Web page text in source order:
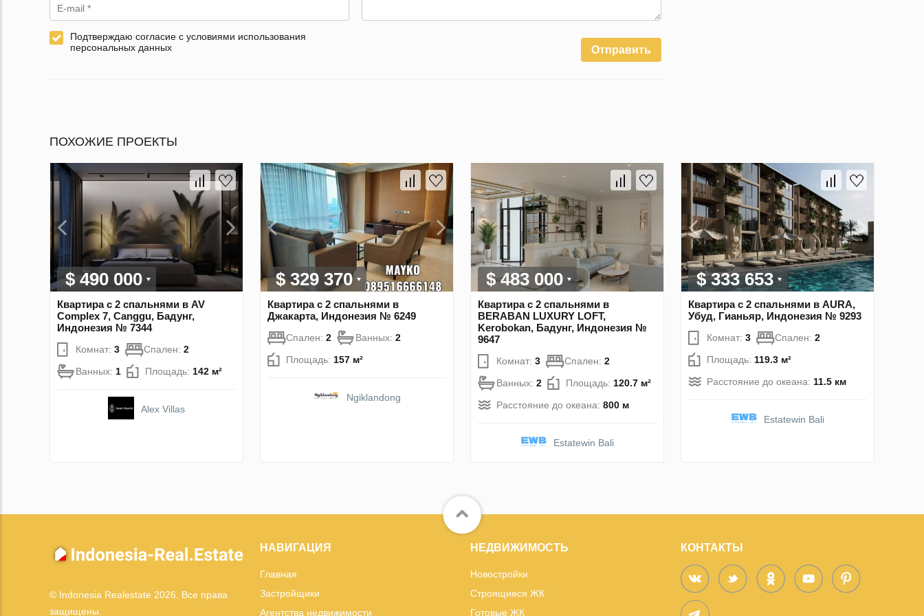
Подтверждаю согласие с условиями использования
персональных данных
Отправить
ПОХОЖИЕ ПРОЕКТЫ
$ 490 000
Квартира с 2 спальнями в AV
Complex 7, Canggu, Бадунг,
Индонезия № 7344
Комнат: 3 Спален: 2
Ванных: 1 Площадь: 142 м²
Alex Villas
$ 329 370
Квартира с 2 спальнями в
Джакарта, Индонезия № 6249
Спален: 2 Ванных: 2
Площадь: 157 м²
Ngiklandong
$ 483 000
Квартира с 2 спальнями в
BERABAN LUXURY LOFT,
Kerobokan, Бадунг, Индонезия №
9647
Комнат: 3 Спален: 2
Ванных: 2 Площадь: 120.7 м²
Расстояние до океана: 800 м
Estatewin Bali
$ 333 653
Квартира с 2 спальнями в AURA,
Убуд, Гианьяр, Индонезия № 9293
Комнат: 3 Спален: 2
Площадь: 119.3 м²
Расстояние до океана: 11.5 км
Estatewin Bali
© Indonesia Realestate 2026. Все права
защищены.
НАВИГАЦИЯ
Главная
Застройщики
Агентства недвижимости
НЕДВИЖИМОСТЬ
Новостройки
Строящиеся ЖК
Готовые ЖК
КОНТАКТЫ